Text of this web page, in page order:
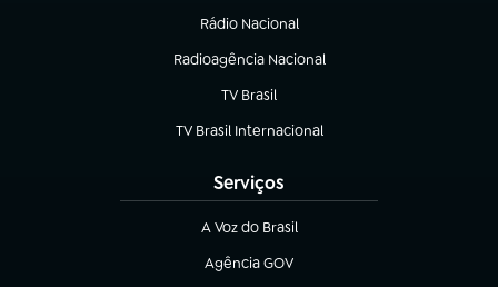
Rádio Nacional
(abre em nova aba)
Radioagência Nacional
(abre em nova aba)
TV Brasil
(abre em nova aba)
TV Brasil Internacional
(abre em nova aba)
Serviços
A Voz do Brasil
(abre em nova aba)
Agência GOV
(abre em nova aba)